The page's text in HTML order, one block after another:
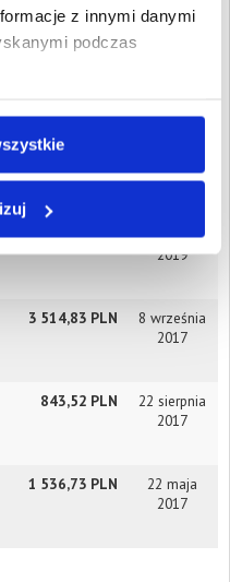
z innymi danymi
podczas
5 299,58 PLN
12 lutego
2025
47 265,37 PLN
29 listopada
2 245,15 PLN
30 grudnia
2019
3 514,83 PLN
8 września
2017
843,52 PLN
22 sierpnia
2017
1 536,73 PLN
22 maja
2017